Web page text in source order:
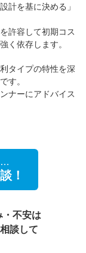
計を基に決める」
許容して初期コス
く依存します。
タイプの特性を深
す。
ナーにアドバイス
…
！
・不安は
談して